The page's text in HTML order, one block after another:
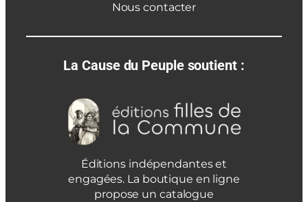
Nous contacter
La Cause du Peuple soutient :
Éditions indépendantes et
engagées. La boutique en ligne
propose un catalogue